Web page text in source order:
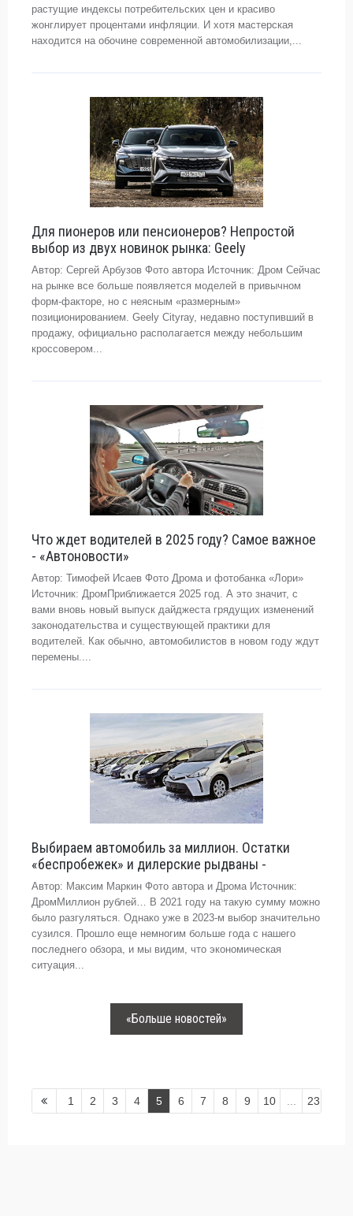
растущие индексы потребительских цен и красиво
жонглирует процентами инфляции. И хотя мастерская
находится на обочине современной автомобилизации,...
Для пионеров или пенсионеров? Непростой
выбор из двух новинок рынка: Geely
Автор: Сергей Арбузов Фото автора Источник: Дром Сейчас
на рынке все больше появляется моделей в привычном
форм-факторе, но с неясным «размерным»
позиционированием. Geely Cityray, недавно поступивший в
продажу, официально располагается между небольшим
кроссовером...
Что ждет водителей в 2025 году? Самое важное
- «Автоновости»
Автор: Тимофей Исаев Фото Дрома и фотобанка «Лори»
Источник: ДромПриближается 2025 год. А это значит, с
вами вновь новый выпуск дайджеста грядущих изменений
законодательства и существующей практики для
водителей. Как обычно, автомобилистов в новом году ждут
перемены....
Выбираем автомобиль за миллион. Остатки
«беспробежек» и дилерские рыдваны -
Автор: Максим Маркин Фото автора и Дрома Источник:
ДромМиллион рублей… В 2021 году на такую сумму можно
было разгуляться. Однако уже в 2023-м выбор значительно
сузился. Прошло еще немногим больше года с нашего
последнего обзора, и мы видим, что экономическая
ситуация...
«Больше новостей»
1 2 3 4 5 6 7 8 9 10 23